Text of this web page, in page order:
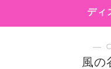
ディ
―
風の